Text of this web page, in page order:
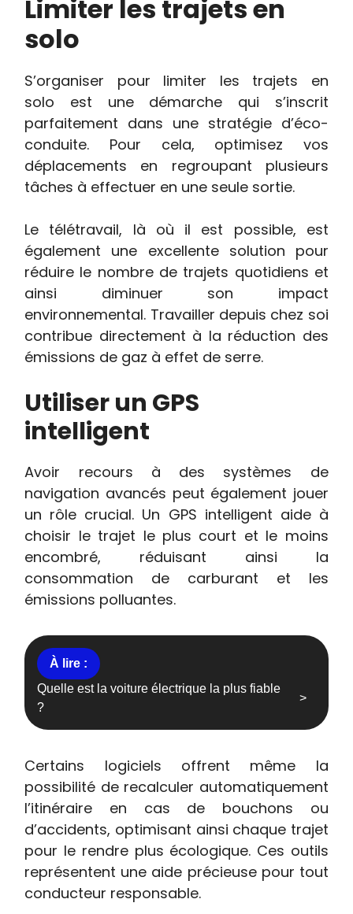
Limiter les trajets en
solo
S’organiser pour limiter les trajets en
solo est une démarche qui s’inscrit
parfaitement dans une stratégie d’éco-
conduite. Pour cela, optimisez vos
déplacements en regroupant plusieurs
tâches à effectuer en une seule sortie.
Le télétravail, là où il est possible, est
également une excellente solution pour
réduire le nombre de trajets quotidiens et
ainsi diminuer son impact
environnemental. Travailler depuis chez soi
contribue directement à la réduction des
émissions de gaz à effet de serre.
Utiliser un GPS
intelligent
Avoir recours à des systèmes de
navigation avancés peut également jouer
un rôle crucial. Un GPS intelligent aide à
choisir le trajet le plus court et le moins
encombré, réduisant ainsi la
consommation de carburant et les
émissions polluantes.
Quelle est la voiture électrique la plus fiable
?
Certains logiciels offrent même la
possibilité de recalculer automatiquement
l’itinéraire en cas de bouchons ou
d’accidents, optimisant ainsi chaque trajet
pour le rendre plus écologique. Ces outils
représentent une aide précieuse pour tout
conducteur responsable.